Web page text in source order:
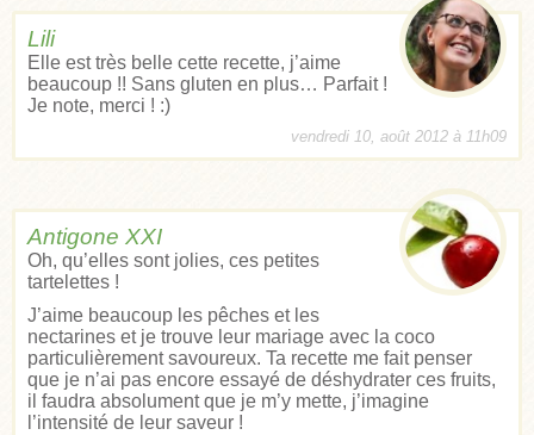
Lili
Elle est très belle cette recette, j’aime
beaucoup !! Sans gluten en plus… Parfait !
Je note, merci ! :)
vendredi 10, août 2012 à 11h09
Antigone XXI
Oh, qu’elles sont jolies, ces petites
tartelettes !
J’aime beaucoup les pêches et les
nectarines et je trouve leur mariage avec la coco
particulièrement savoureux. Ta recette me fait penser
que je n’ai pas encore essayé de déshydrater ces fruits,
il faudra absolument que je m’y mette, j’imagine
l’intensité de leur saveur !